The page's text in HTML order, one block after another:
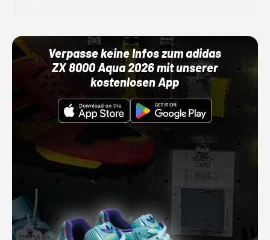
Verpasse keine Infos zum adidas
ZX 8000 Aqua 2026 mit unserer
kostenlosen App